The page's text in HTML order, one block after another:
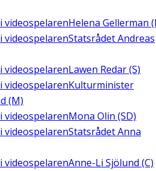
videospelarenHelena Gellerman
i videospelarenStatsrådet Andreas
i videospelarenLawen Redar (S)
i videospelarenKulturminister
(M)
i videospelarenMona Olin (SD)
i videospelarenStatsrådet Anna
i videospelarenAnne-Li Sjölund (C)